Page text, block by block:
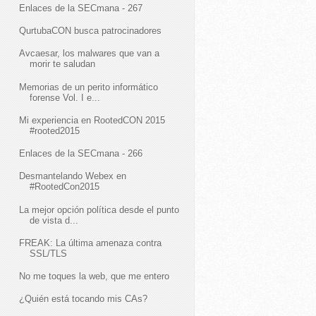
Enlaces de la SECmana - 267
QurtubaCON busca patrocinadores
Avcaesar, los malwares que van a
morir te saludan
Memorias de un perito informático
forense Vol. I e...
Mi experiencia en RootedCON 2015
#rooted2015
Enlaces de la SECmana - 266
Desmantelando Webex en
#RootedCon2015
La mejor opción política desde el punto
de vista d...
FREAK: La última amenaza contra
SSL/TLS
No me toques la web, que me entero
¿Quién está tocando mis CAs?